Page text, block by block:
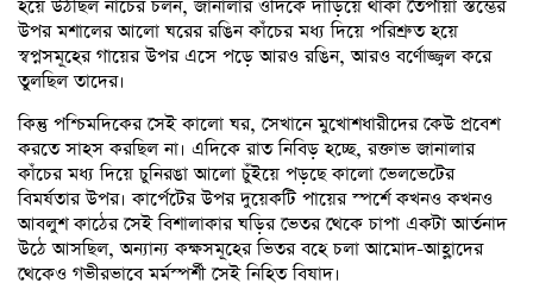
হয়ে উঠছিল নাচের চলন, জানালার ওদিকে দাঁড়িয়ে থাকা তেপায়া স্তম্ভের
উপর মশালের আলো ঘরের রঙিন কাঁচের মধ্য দিয়ে পরিশ্রুত হয়ে
স্বপ্নসমূহের গায়ের উপর এসে পড়ে আরও রঙিন, আরও বর্ণোজ্জ্বল করে
তুলছিল তাদের।
কিন্তু পশ্চিমদিকের সেই কালো ঘর, সেখানে মুখোশধারীদের কেউ প্রবেশ
করতে সাহস করছিল না। এদিকে রাত নিবিড় হচ্ছে, রক্তাভ জানালার
কাঁচের মধ্য দিয়ে চুনিরঙা আলো চুঁইয়ে পড়ছে কালো ভেলভেটের
বিমর্ষতার উপর। কার্পেটের উপর দুয়েকটি পায়ের স্পর্শে কখনও কখনও
আবলুশ কাঠের সেই বিশালাকার ঘড়ির ভেতর থেকে চাপা একটা আর্তনাদ
উঠে আসছিল, অন্যান্য কক্ষসমূহের ভিতর বহে চলা আমোদ-আহ্লাদের
থেকেও গভীরভাবে মর্মস্পর্শী সেই নিহিত বিষাদ।